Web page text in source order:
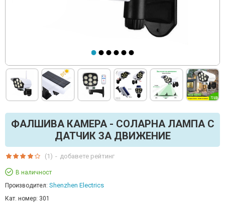
ФАЛШИВА КАМЕРА - СОЛАРНА ЛАМПА С
ДАТЧИК ЗА ДВИЖЕНИЕ
В наличност
Производител: Shenzhen Electrics
Кат. номер: 301
(1) - добавете рейтинг